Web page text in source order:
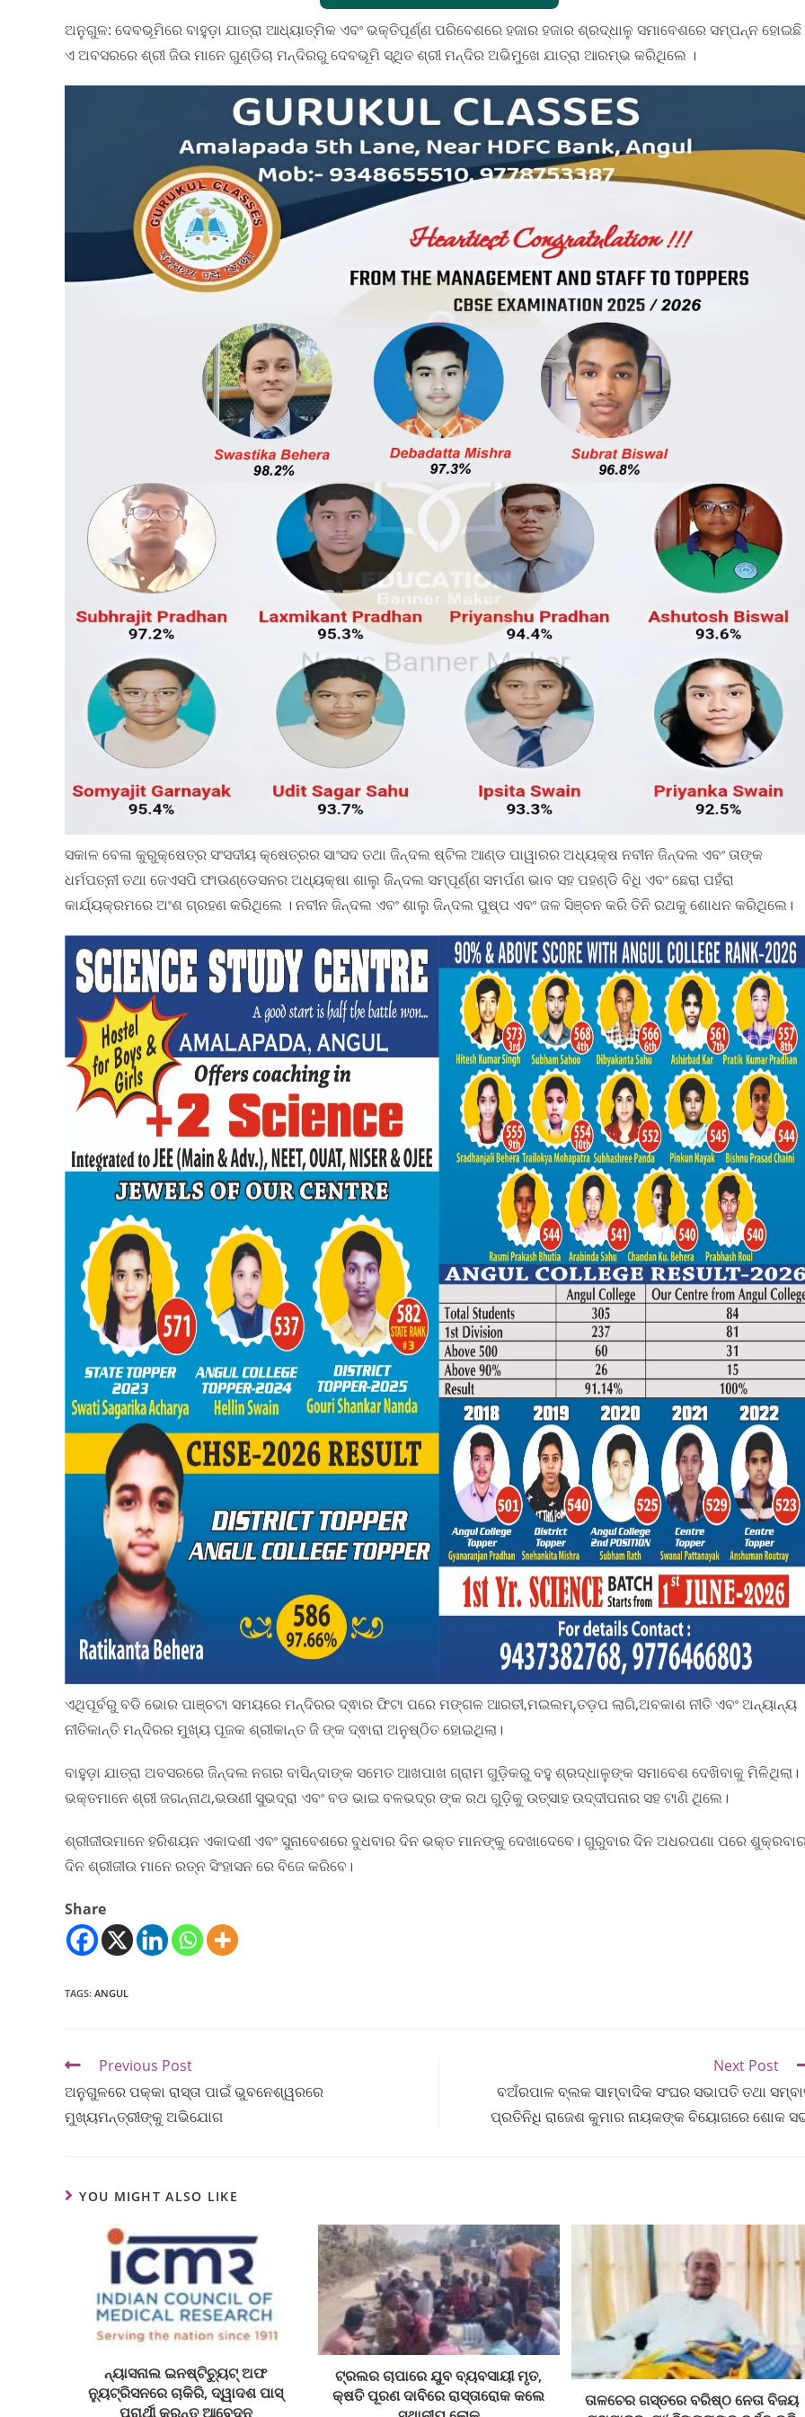
ଅନୁଗୁଳ: ଦେବଭୂମିରେ ବାହୁଡ଼ା ଯାତ୍ରା ଆଧ୍ୟାତ୍ମିକ ଏବଂ ଭକ୍ତିପୂର୍ଣ୍ଣ ପରିବେଶରେ ହଜାର ହଜାର ଶ୍ରଦ୍ଧାଳୁ ସମାବେଶରେ ସମ୍ପନ୍ନ
ଏ ଅବସରରେ ଶ୍ରୀ ଜିଉ ମାନେ ଗୁଣ୍ଡିଚା ମନ୍ଦିରରୁ ଦେବଭୂମି ସ୍ଥିତ ଶ୍ରୀ ମନ୍ଦିର ଅଭିମୁଖେ ଯାତ୍ରା ଆରମ୍ଭ କରିଥିଲେ ।
ସକାଳ ବେଳା କୁରୁକ୍ଷେତ୍ର ସଂସଦୀୟ କ୍ଷେତ୍ରର ସାଂସଦ ତଥା ଜିନ୍ଦଲ ଷ୍ଟିଲ ଆଣ୍ଡ ପାୱାରର ଅଧ୍ୟକ୍ଷ ନବୀନ ଜିନ୍ଦଲ ଏବଂ ତାଙ୍କ
ଧର୍ମପତ୍ନୀ ତଥା ଜେଏସପି ଫାଉଣ୍ଡେସନର ଅଧ୍ୟକ୍ଷା ଶାଲୁ ଜିନ୍ଦଲ ସମ୍ପୂର୍ଣ୍ଣ ସମର୍ପଣ ଭାବ ସହ ପହଣ୍ଡି ବିଧି ଏବଂ ଛେରା ପହଁରା
କାର୍ଯ୍ୟକ୍ରମରେ ଅଂଶ ଗ୍ରହଣ କରିଥିଲେ । ନବୀନ ଜିନ୍ଦଲ ଏବଂ ଶାଲୁ ଜିନ୍ଦଲ ପୁଷ୍ପ ଏବଂ ଜଳ ସିଞ୍ଚନ କରି ତିନି ରଥକୁ ଶୋଧନ କରିଥିଲେ।
ଏଥିପୂର୍ବରୁ ବଡି ଭୋର ପାଞ୍ଚଟା ସମୟରେ ମନ୍ଦିରର ଦ୍ଵାର ଫିଟା ପରେ ମଙ୍ଗଳ ଆରତୀ,ମଇଲମ୍,ତଡ଼ପ ଲାଗି,ଅବକାଶ ନୀତି ଏବଂ ଅନ୍ୟାନ୍ୟ
ନୀତିକାନ୍ତି ମନ୍ଦିରର ମୁଖ୍ୟ ପୂଜକ ଶ୍ରୀକାନ୍ତ ଜି ଙ୍କ ଦ୍ଵାରା ଅନୁଷ୍ଠିତ ହୋଇଥିଲା।
ବାହୁଡ଼ା ଯାତ୍ରା ଅବସରରେ ଜିନ୍ଦଲ ନଗର ବାସିନ୍ଦାଙ୍କ ସମେତ ଆଖପାଖ ଗ୍ରାମ ଗୁଡ଼ିକରୁ ବହୁ ଶ୍ରଦ୍ଧାଳୁଙ୍କ ସମାବେଶ ଦେଖିବାକୁ ମିଳିଥିଲା।
ଭକ୍ତମାନେ ଶ୍ରୀ ଜଗନ୍ନାଥ,ଭଉଣୀ ସୁଭଦ୍ରା ଏବଂ ବଡ ଭାଇ ବଳଭଦ୍ର ଙ୍କ ରଥ ଗୁଡ଼ିକୁ ଉତ୍ସାହ ଉଦ୍ଦୀପନାର ସହ ଟାଣି ଥିଲେ।
ଶ୍ରୀଜୀଉମାନେ ହରିଶୟନ ଏକାଦଶୀ ଏବଂ ସୁନାବେଶରେ ବୁଧବାର ଦିନ ଭକ୍ତ ମାନଙ୍କୁ ଦେଖାଦେବେ। ଗୁରୁବାର ଦିନ ଅଧରପଣା ପରେ
ଦିନ ଶ୍ରୀଜୀଉ ମାନେ ରତ୍ନ ସିଂହାସନ ରେ ବିଜେ କରିବେ।
Share
TAGS: ANGUL
Previous Post
ଅନୁଗୁଳରେ ପକ୍କା ରାସ୍ତା ପାଇଁ ଭୁବନେଶ୍ୱରରେ
ମୁଖ୍ୟମନ୍ତ୍ରୀଙ୍କୁ ଅଭିଯୋଗ
Next Post
ବଅଁରପାଳ ବ୍ଲକ ସାମ୍ବାଦିକ ସଂଘର ସଭାପତି ତଥା
ପ୍ରତିନିଧି ରାଜେଶ କୁମାର ନାୟକଙ୍କ ବିୟୋଗରେ ଶୋକ
YOU MIGHT ALSO LIKE
ନ୍ୟାସନାଲ ଇନଷ୍ଟିଚ୍ୟୁଟ୍‌ ଅଫ
ନ୍ୟୁଟ୍ରିସନରେ ଚାକିରି, ଦ୍ୱାଦଶ ପାସ୍‌
ପ୍ରାର୍ଥୀ କରନ୍ତୁ ଆବେଦନ
ଟ୍ରଲର ଚାପାରେ ଯୁବ ବ୍ୟବସାୟୀ ମୃତ,
କ୍ଷତି ପୂରଣ ଦାବିରେ ରାସ୍ତାରୋକ କଲେ
ତାଳଚେର ଗସ୍ତରେ ବରିଷ୍ଠ ନେତା ବିଜୟ